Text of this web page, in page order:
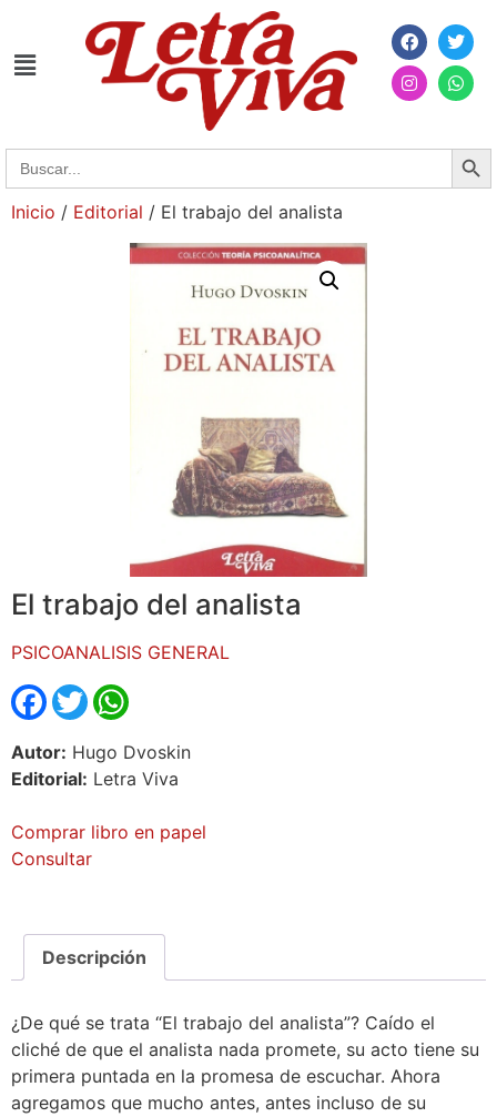
Search
for:
Inicio / Editorial / El trabajo del analista
El trabajo del analista
PSICOANALISIS GENERAL
Facebook
Twitter
Autor: Hugo Dvoskin
Editorial: Letra Viva
Comprar libro en papel
Consultar
Descripción
¿De qué se trata “El trabajo del analista”? Caído el
cliché de que el analista nada promete, su acto tiene su
primera puntada en la promesa de escuchar. Ahora
agregamos que mucho antes, antes incluso de su